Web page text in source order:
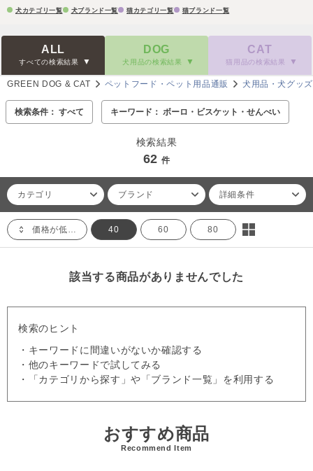
犬カテゴリ一覧 犬ブランド一覧 猫カテゴリ一覧 猫ブランド一覧
ALL
すべての検索結果
DOG
犬用品の検索結果
CAT
猫用品の検索結果
GREEN DOG & CAT ペットフード・ペット用品通販 犬用品・犬グッズ
検索条件： すべて キーワード： ボーロ・ビスケット・せんべい
検索結果
62 件
カテゴリ ブランド 詳細条件
価格が低い順 40 60 80
該当する商品がありませんでした
検索のヒント
・キーワードに間違いがないか確認する
・他のキーワードで試してみる
・「カテゴリから探す」や「ブランド一覧」を利用する
おすすめ商品
Recommend Item